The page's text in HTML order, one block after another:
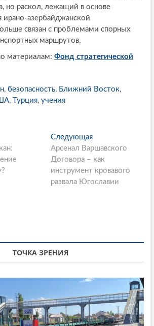
но раскол, лежащий в основе
азербайджанской
связан с проблемами спорных
маршрутов.
материалам: Фонд стратегической
, безопасность, Ближний Восток,
, Турция, учения
Следующая
л
е
д
у
я
:
Арсенал Варшавского
Договора – как
инструмент кровавого
развала Югославии
ТОЧКА ЗРЕНИЯ